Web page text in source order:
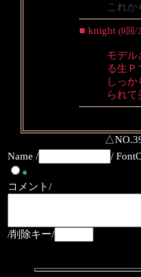
これか
■ knight (0回/
モデル
る生Ｐ
しっ
られて
Name /
/
●
コメント/
/削除キー/